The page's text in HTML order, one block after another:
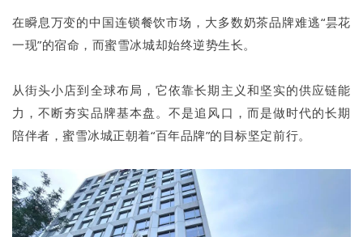
在瞬息万变的中国连锁餐饮市场，大多数奶茶品牌难逃“昙花
一现”的宿命，而蜜雪冰城却始终逆势生长。
从街头小店到全球布局，它依靠长期主义和坚实的供应链能
力，不断夯实品牌基本盘。不是追风口，而是做时代的长期
陪伴者，蜜雪冰城正朝着“百年品牌”的目标坚定前行。